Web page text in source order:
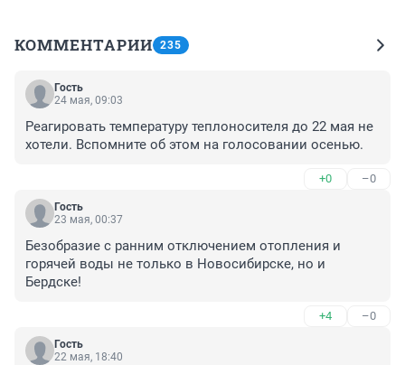
КОММЕНТАРИИ 235
Гость
24 мая, 09:03
Реагировать температуру теплоносителя до 22 мая не
хотели. Вспомните об этом на голосовании осенью.
+0 –0
Гость
23 мая, 00:37
Безобразие с ранним отключением отопления и
горячей воды не только в Новосибирске, но и
Бердске!
+4 –0
Гость
22 мая, 18:40